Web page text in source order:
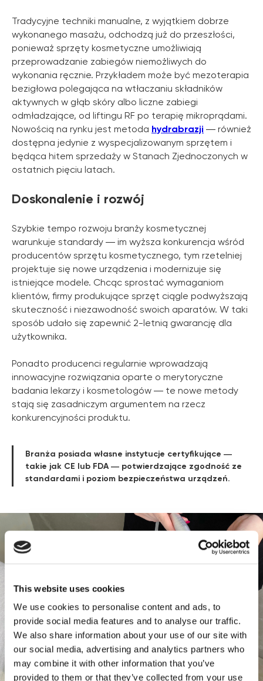
This website uses cookies
We use cookies to personalise content and ads, to
provide social media features and to analyse our traffic.
We also share information about your use of our site with
our social media, advertising and analytics partners who
may combine it with other information that you’ve
provided to them or that they’ve collected from your use
Tradycyjne techniki manualne, z wyjątkiem dobrze
wykonanego masażu, odchodzą już do przeszłości,
ponieważ sprzęty kosmetyczne umożliwiają
przeprowadzanie zabiegów niemożliwych do
wykonania ręcznie. Przykładem może być mezoterapia
bezigłowa polegająca na wtłaczaniu składników
aktywnych w głąb skóry albo liczne zabiegi
odmładzające, od liftingu RF po terapię mikroprądami.
Nowością na rynku jest metoda hydrabrazji ― również
dostępna jedynie z wyspecjalizowanym sprzętem i
będąca hitem sprzedaży w Stanach Zjednoczonych w
ostatnich pięciu latach.
Doskonalenie i rozwój
Szybkie tempo rozwoju branży kosmetycznej
warunkuje standardy ― im wyższa konkurencja wśród
producentów sprzętu kosmetycznego, tym rzetelniej
projektuje się nowe urządzenia i modernizuje się
istniejące modele. Chcąc sprostać wymaganiom
klientów, firmy produkujące sprzęt ciągle podwyższają
skuteczność i niezawodność swoich aparatów. W taki
sposób udało się zapewnić 2-letnią gwarancję dla
użytkownika.
Ponadto producenci regularnie wprowadzają
innowacyjne rozwiązania oparte o merytoryczne
badania lekarzy i kosmetologów ― te nowe metody
stają się zasadniczym argumentem na rzecz
konkurencyjności produktu.
Branża posiada własne instytucje certyfikujące ―
takie jak CE lub FDA ― potwierdzające zgodność ze
standardami i poziom bezpieczeństwa urządzeń.